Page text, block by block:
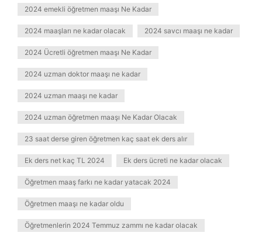
2024 emekli öğretmen maaşı Ne Kadar
2024 maaşları ne kadar olacak 2024 savcı maaşı ne kadar
2024 Ücretli öğretmen maaşı Ne Kadar
2024 uzman doktor maaşı ne kadar
2024 uzman maaşı ne kadar
2024 uzman öğretmen maaşı Ne Kadar Olacak
23 saat derse giren öğretmen kaç saat ek ders alır
Ek ders net kaç TL 2024 Ek ders ücreti ne kadar olacak
Öğretmen maaş farkı ne kadar yatacak 2024
Öğretmen maaşı ne kadar oldu
Öğretmenlerin 2024 Temmuz zammı ne kadar olacak